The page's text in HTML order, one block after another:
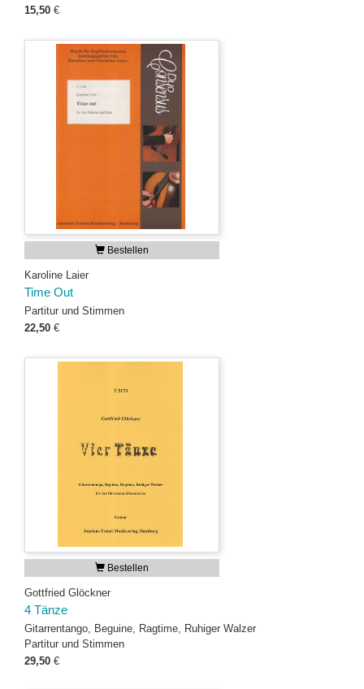
15,50 €
Bestellen
Karoline Laier
Time Out
Partitur und Stimmen
22,50 €
Bestellen
Gottfried Glöckner
4 Tänze
Gitarrentango, Beguine, Ragtime, Ruhiger Walzer
Partitur und Stimmen
29,50 €